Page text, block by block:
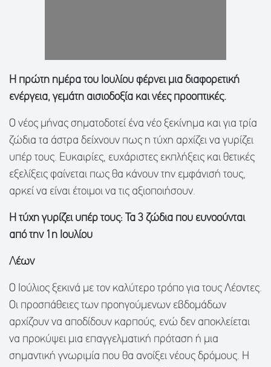
Η πρώτη ημέρα του Ιουλίου φέρνει μια διαφορετική
ενέργεια, γεμάτη αισιοδοξία και νέες προοπτικές.
Ο νέος μήνας σηματοδοτεί ένα νέο ξεκίνημα και για τρία
ζώδια τα άστρα δείχνουν πως η τύχη αρχίζει να γυρίζει
υπέρ τους. Ευκαιρίες, ευχάριστες εκπλήξεις και θετικές
εξελίξεις φαίνεται πως θα κάνουν την εμφάνισή τους,
αρκεί να είναι έτοιμοι να τις αξιοποιήσουν.
Η τύχη γυρίζει υπέρ τους: Τα 3 ζώδια που ευνοούνται
από την 1η Ιουλίου
Λέων
Ο Ιούλιος ξεκινά με τον καλύτερο τρόπο για τους Λέοντες.
Οι προσπάθειες των προηγούμενων εβδομάδων
αρχίζουν να αποδίδουν καρπούς, ενώ δεν αποκλείεται
να προκύψει μια επαγγελματική πρόταση ή μια
σημαντική γνωριμία που θα ανοίξει νέους δρόμους. Η